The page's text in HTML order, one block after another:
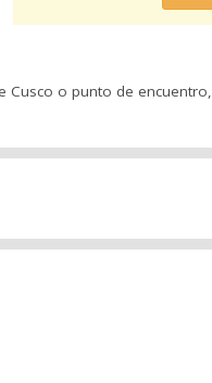
Cusco o punto de encuentro,